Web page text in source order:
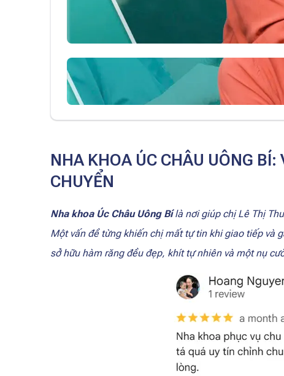
NHA KHOA ÚC CHÂU UÔNG
CHUYỂN
Nha khoa Úc Châu Uông Bílà nơi giúp chị Lê Thị
Một vấn đề từng khiến chị mất tự tin khi giao tiếp và
sở hữu hàm răng đều đẹp, khít tự nhiên và một nụ